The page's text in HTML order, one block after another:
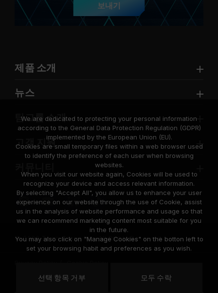
보내기
제품 소개
뉴스
팀그룹 소개
고객 지원
© 2026 Team Group Inc. All Rights Reserved.
United
We are dedicated to protecting your personal information
according to the General Data Protection Regulation (GDPR)
implemented by the European Union (EU).
Cookies are small temporary files within a web browser used
to identify the preference of each user when browsing
websites.
When you visit our website again, Cookies will be used to
recognize your device and access relevant information.
By selecting "Accept All", you allow us to enhance your user
experience on our website through the use of Cookie, assist
us in the analysis of website performance and usage so that
we can recommend marketing content most suitable for you
in the future.
You may also click on "Manage Cookies" on the botton left to
set your browsing habit and preferences as you wish.
선택 항목 거부 모두 수락